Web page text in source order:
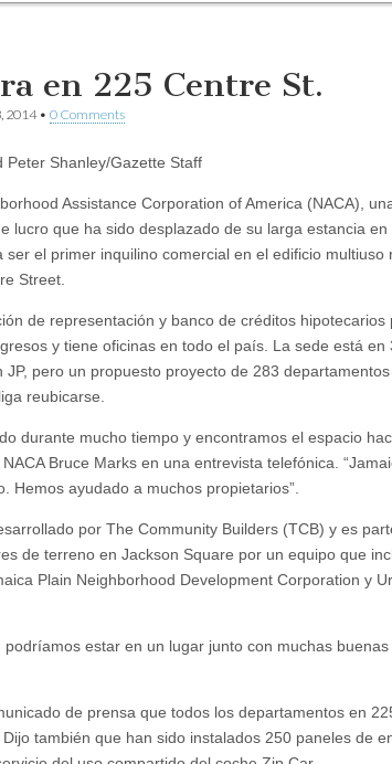
en 225 Centre St.
2014• 0 Comments
Peter Shanley/Gazette Staff
Assistance Corporation of America (NACA),
lucro que ha sido desplazado de su larga estancia en
ser el primer inquilino comercial en el edificio multiuso
Street.
de representación y banco de créditos hipotecarios
y tiene oficinas en todo el país. La sede está en
JP, pero un propuesto proyecto de 283
reubicarse.
durante mucho tiempo y encontramos el espacio
Bruce Marks en una entrevista telefónica.
Hemos ayudado a muchos propietarios”.
por The Community Builders (TCB) y es
de terreno en Jackson Square por un equipo que
Plain Neighborhood Development Corporation y
podríamos estar en un lugar junto con muchas buenas
de prensa que todos los departamentos en
también que han sido instalados 250 paneles de